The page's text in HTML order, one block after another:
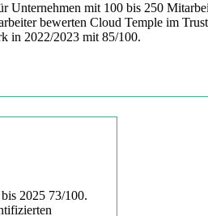
Unternehmen mit 100 bis 250
bewerten Cloud Temple im
in 2022/2023 mit 85/100.
2025 73/100.